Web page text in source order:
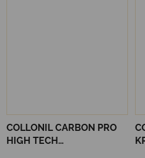
COLLONIL CARBON PRO
HIGH TECH